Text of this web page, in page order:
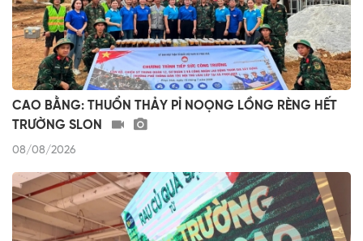
CAO BẰNG: THUỔN THẢY PỈ NOỌNG LỒNG RÈNG HẾT
TRƯỜNG SLON
08/08/2026